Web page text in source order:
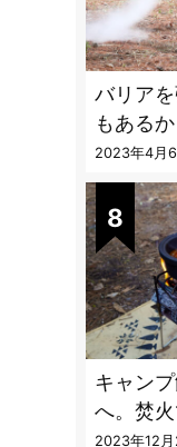
バリア
もあるから安
聞く「
vol.4」
虫よけ】
2023年4月6
キャン
へ。焚
フレク
2023年12月